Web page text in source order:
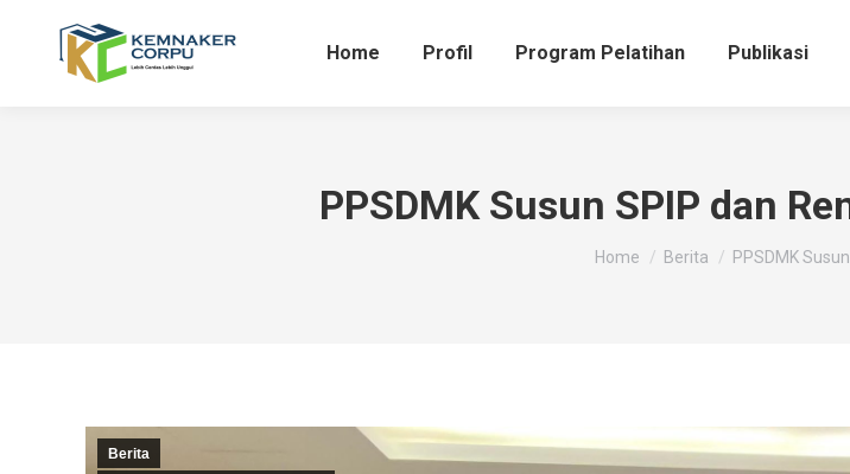
Home Profil Program Pelatihan Publikasi
PPSDMK Susun SPIP dan
You are here:
Home Berita PPSDMK
Berita